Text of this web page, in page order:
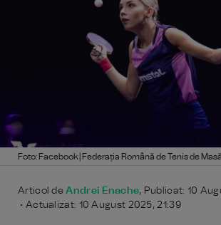
Foto: Facebook | Federația Română de Tenis de Masă
Articol deAndrei Enache, Publicat: 10
• Actualizat: 10 August 2025, 21:39